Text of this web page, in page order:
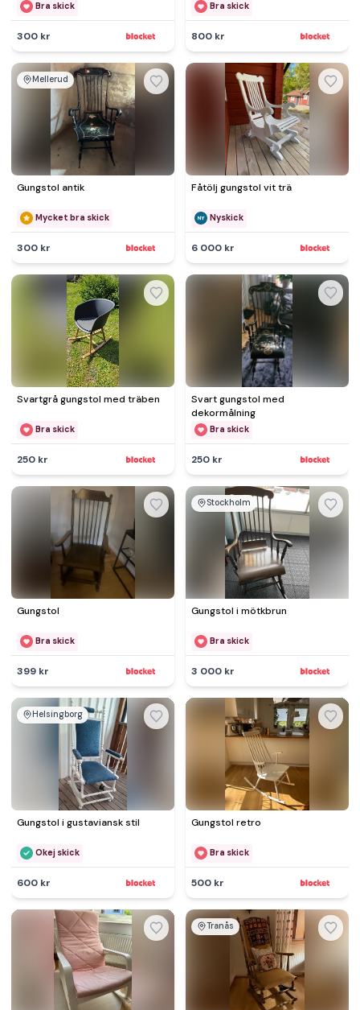
Bra skick
300 kr
Bra skick
800 kr
Mellerud
Gungstol antik
Mycket bra skick
300 kr
Fåtölj gungstol vit trä
Nyskick
6 000 kr
Svartgrå gungstol med träben
Bra skick
250 kr
Svart gungstol med
dekormålning
Bra skick
250 kr
Gungstol
Bra skick
399 kr
Stockholm
Gungstol i mötkbrun
Bra skick
3 000 kr
Helsingborg
Gungstol i gustaviansk stil
Okej skick
600 kr
Gungstol retro
Bra skick
500 kr
Tranås